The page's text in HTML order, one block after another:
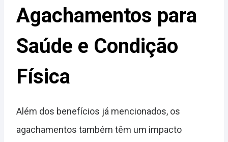
Agachamentos para
Saúde e Condição
Física
Além dos benefícios já mencionados, os
agachamentos também têm um impacto